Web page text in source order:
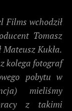
Films wchodził
Tomasz
Kukła.
kolega fotograf
pobytu w
mieliśmy
z takimi